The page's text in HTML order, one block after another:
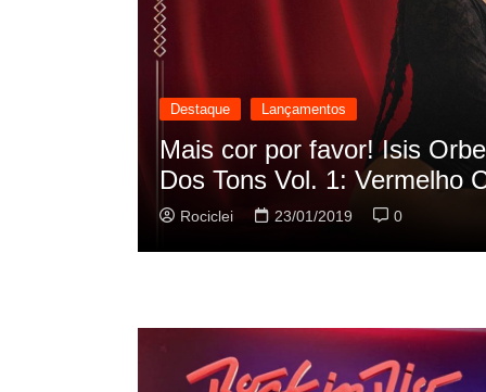
Destaque Lançamentos
Rashid vai buscar nos HQs
sua nova música
Rociclei 22/01/2019 0